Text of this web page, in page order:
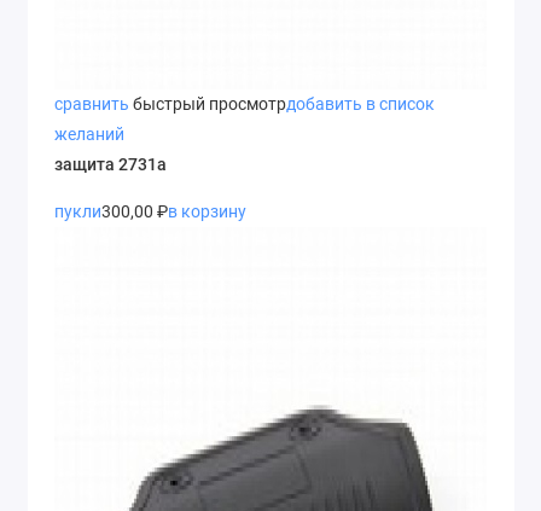
сравнить быстрый просмотрдобавить в список
желаний
защита 2731а
пукли300,00 ₽в корзину